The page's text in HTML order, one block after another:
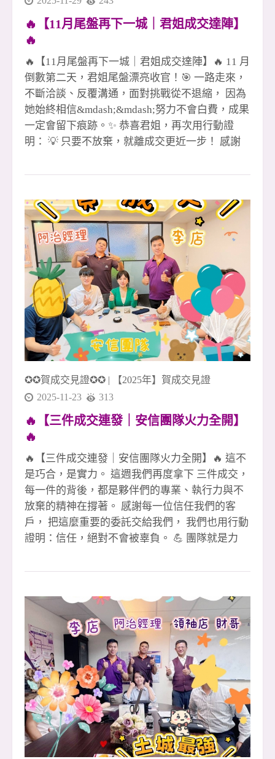
🔥【11月尾盤再下一城｜君姐成交達陣】
🔥
🔥【11月尾盤再下一城｜君姐成交達陣】🔥 11 月
倒數第二天，君姐尾盤漂亮收官！🎯 一路走來，
不斷洽談、反覆溝通，面對挑戰從不退縮， 因為
她始終相信&mdash;&mdash;努力不會白費，成果
一定會留下痕跡。✨ 恭喜君姐，再次用行動證
明： 💡 只要不放棄，就離成交更近一步！ 感謝
彼此托住💪 每一戶成交，背後都是專業、信任與
然選擇用 專業 &times; 熱情 &times; 行動力 把每
一次機會做到最好、做到完整🏡 🚀 年底衝刺正式
啟動 如果你也想和一群不輕易放棄的人一起打
拚、一起成長、一起創造成就感， 歡迎加入我
們，一起把 2024 的最後篇章寫得更精彩！✨
✪✪賀成交見證✪✪ |
【2025年】賀成交見證
2025-11-23
313
🔥【三件成交連發｜安信團隊火力全開】
🔥
🔥【三件成交連發｜安信團隊火力全開】🔥 這不
是巧合，是實力。 這週我們再度拿下 三件成交，
每一件的背後，都是夥伴們的專業、執行力與不
放棄的精神在撐著。 感謝每一位信任我們的客
戶， 把這麼重要的委託交給我們， 我們也用行動
證明：信任，絕對不會被辜負。 💪 團隊就是力
每一次成交，都是整個團隊一起補位、一起扛、
簽 👉 文治經理 🎉（本月第 3 簽） 👉 李店 🎉
（本月第 3 簽） 2️⃣ 簽 👉 淑惠 🎉 👉 晶伊 🎉 3️⃣
簽聯賣 👉 婉婷 &amp; 萍萍 🎉（重劃店） 👉 小
紅經理 🎉（本月第 2 簽） 🙏 特別感謝 ✔ 聯賣團
隊大家重劃店 黃店 共創佳績 ✔ 忠信協理、小潘
協理專業協助 ✔ 教部 文治經理 全力支援 ✔ 迦南
許代書 協辦完成流程 ✔ 每一位默默付出的安信夥
伴 🏆 112 年大家房屋全國雙料總冠軍 🏢 土城最
強住商大家八店百人聯賣團隊 ✨ 如果你也想 ✔ 改
變收入結